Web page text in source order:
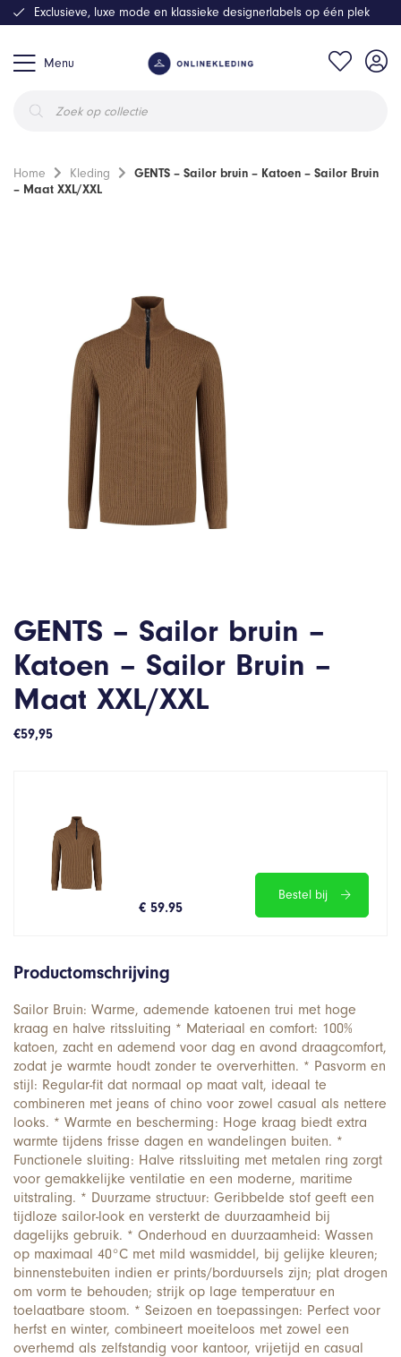
Menu
zoeken
Exclusieve, luxe mode en klassieke designerlabels op één plek
Home Kleding
GENTS – Sailor bruin – Katoen – Sailor Bruin
– Maat XXL/XXL
GENTS – Sailor bruin –
Katoen – Sailor Bruin –
Maat XXL/XXL
€59,95
€ 59.95
Bestel bij
Productomschrijving
Sailor Bruin: Warme, ademende katoenen trui met hoge
kraag en halve ritssluiting * Materiaal en comfort: 100%
katoen, zacht en ademend voor dag en avond draagcomfort,
zodat je warmte houdt zonder te oververhitten. * Pasvorm en
stijl: Regular-fit dat normaal op maat valt, ideaal te
combineren met jeans of chino voor zowel casual als nettere
looks. * Warmte en bescherming: Hoge kraag biedt extra
warmte tijdens frisse dagen en wandelingen buiten. *
Functionele sluiting: Halve ritssluiting met metalen ring zorgt
voor gemakkelijke ventilatie en een moderne, maritime
uitstraling. * Duurzame structuur: Geribbelde stof geeft een
tijdloze sailor-look en versterkt de duurzaamheid bij
dagelijks gebruik. * Onderhoud en duurzaamheid: Wassen
op maximaal 40°C met mild wasmiddel, bij gelijke kleuren;
binnenstebuiten indien er prints/borduursels zijn; plat drogen
om vorm te behouden; strijk op lage temperatuur en
toelaatbare stoom. * Seizoen en toepassingen: Perfect voor
herfst en winter, combineert moeiteloos met zowel een
overhemd als zelfstandig voor kantoor, vrijetijd en casual